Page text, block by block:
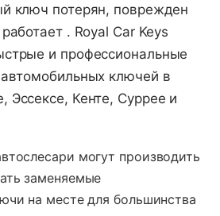
ключ потерян, поврежден
. Royal Car Keys
и профессиональные
ключей в
Эссексе, Кенте, Суррее и
могут производить
заменяемые
на месте для большинства